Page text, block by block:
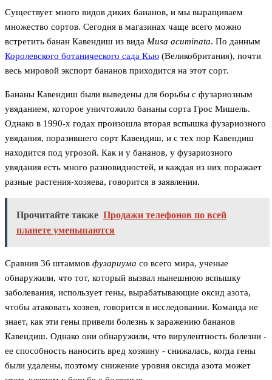
Существует много видов диких бананов, и мы выращиваем
множество сортов. Сегодня в магазинах чаще всего можно
встретить банан Кавендиш из вида Musa acuminata. По данным
Королевского ботанического сада Кью (Великобритания), почти
весь мировой экспорт бананов приходится на этот сорт.
Бананы Кавендиш были выведены для борьбы с фузариозным
увяданием, которое уничтожило бананы сорта Грос Мишель.
Однако в 1990-х годах произошла вторая вспышка фузариозного
увядания, поразившего сорт Кавендиш, и с тех пор Кавендиш
находится под угрозой. Как и у бананов, у фузариозного
увядания есть много разновидностей, и каждая из них поражает
разные растения-хозяева, говорится в заявлении.
Прочитайте также Продажи телефонов по всей
планете уменьшаются
Сравнив 36 штаммов фузариума со всего мира, ученые
обнаружили, что тот, который вызвал нынешнюю вспышку
заболевания, использует гены, вырабатывающие оксид азота,
чтобы атаковать хозяев, говорится в исследовании. Команда не
знает, как эти гены привели болезнь к заражению бананов
Кавендиш. Однако они обнаружили, что вирулентность болезни -
ее способность наносить вред хозяину - снижалась, когда гены
были удалены, поэтому снижение уровня оксида азота может